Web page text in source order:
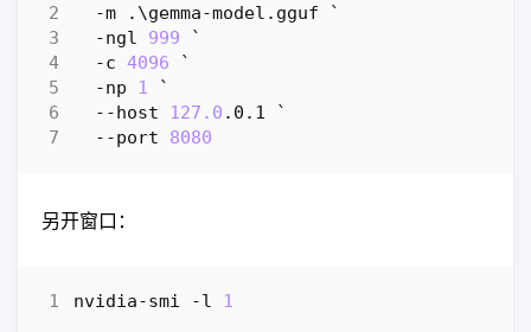
-m
.\gemma-model . gguf
`
-ngl
999
`
-c 4096
`
-np
1
`
- -host 127.0 . 0 . 1
`
- -port 8080
另开窗口：
nvidia-smi -l 1